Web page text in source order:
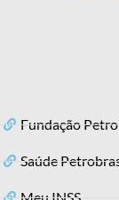
Fundação
Saúde